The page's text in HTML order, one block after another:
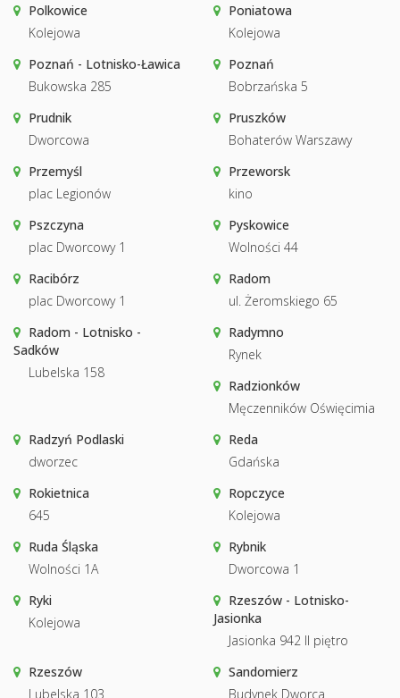
Polkowice
Kolejowa
Poniatowa
Kolejowa
Poznań - Lotnisko-Ławica
Bukowska 285
Poznań
Bobrzańska 5
Prudnik
Dworcowa
Pruszków
Bohaterów Warszawy
Przemyśl
plac Legionów
Przeworsk
kino
Pszczyna
plac Dworcowy 1
Pyskowice
Wolności 44
Racibórz
plac Dworcowy 1
Radom
ul. Żeromskiego 65
Radom - Lotnisko -
Sadków
Lubelska 158
Radymno
Rynek
Radzionków
Męczenników Oświęcimia
Radzyń Podlaski
dworzec
Reda
Gdańska
Rokietnica
645
Ropczyce
Kolejowa
Ruda Śląska
Wolności 1A
Rybnik
Dworcowa 1
Ryki
Kolejowa
Rzeszów - Lotnisko-
Jasionka
Jasionka 942 II piętro
Rzeszów
Lubelska 103
Sandomierz
Budynek Dworca